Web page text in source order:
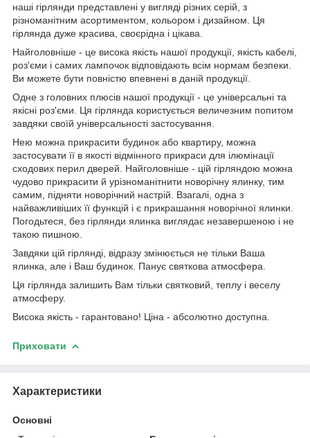
наші гірлянди представлені у вигляді різних серій, з
різноманітним асортиментом, кольором і дизайном. Ця
гірлянда дуже красива, своєрідна і цікава.
Найголовніше - це висока якість нашої продукції, якість кабелі,
роз'єми і самих лампочок відповідають всім нормам безпеки.
Ви можете бути повністю впевнені в даній продукції.
Одне з головних плюсів нашої продукції - це універсальні та
якісні роз'єми. Ця гірлянда користується величезним попитом
завдяки своїй універсальності застосування.
Нею можна прикрасити будинок або квартиру, можна
застосувати її в якості відмінного прикраси для ілюмінації
сходових перил дверей. Найголовніше - цій гірляндою можна
чудово прикрасити й урізноманітнити новорічну ялинку, тим
самим, підняти новорічний настрій. Взагалі, одна з
найважливіших її функцій і є прикрашання новорічної ялинки.
Погодьтеся, без гірлянди ялинка виглядає незавершеною і не
такою пишною.
Завдяки цій гірлянді, відразу змінюється не тільки Ваша
ялинка, але і Ваш будинок. Панує святкова атмосфера.
Ця гірлянда залишить Вам тільки святковий, теплу і веселу
атмосферу.
Висока якість - гарантовано! Ціна - абсолютно доступна.
Приховати
Характеристики
Основні